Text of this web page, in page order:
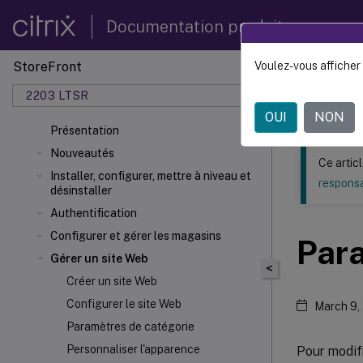
Documentation produit
StoreFront
2203 LTSR
Présentation
Nouveautés
Installer, configurer, mettre à niveau et
désinstaller
Authentification
Configurer et gérer les magasins
Gérer un site Web
Créer un site Web
Configurer le site Web
Paramètres de catégorie
Personnaliser l'apparence
Ce contenu a
<
Ce
March
Pour
Voulez-vous
OUI NON